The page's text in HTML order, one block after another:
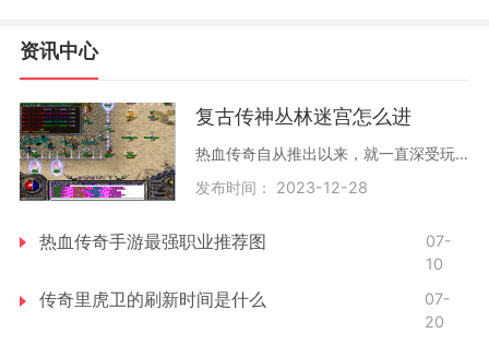
资讯中心
复古传神丛林迷宫怎么进
热血传奇自从推出以来，就一直深受玩家喜爱。虽然时光已经过去了许多年，但是它所带来的游戏体验却是无法替代的。而在这个游戏中，各种精彩的副本相信大家都非常熟悉，其中最
发布时间： 2023-12-28
热血传奇手游最强职业推荐图
07-
10
传奇里虎卫的刷新时间是什么
07-
20